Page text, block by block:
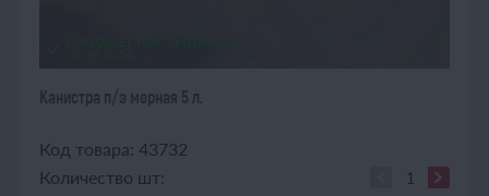
Канистра п/э мерная 5 л.
Код товара: 43732
Количество шт: